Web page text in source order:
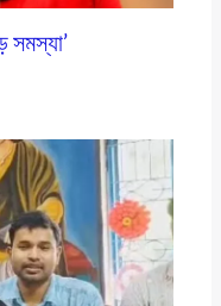
সমস্যা’